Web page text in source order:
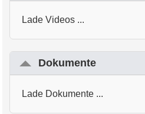
Lade Videos ...
Dokumente
Lade Dokumente ...